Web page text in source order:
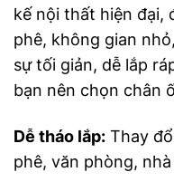
kế nội thất hiện đại,
phê, không gian
sự tối giản, dễ lắp
bạn nên chọn chân
Dễ tháo lắp: Thay
phê, văn phòng,